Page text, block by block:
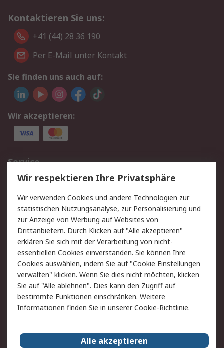
Kontaktieren Sie uns:
+41 (44) 28 36 190
Per E-Mail unter Kontakt
Sie finden uns auch auf:
Wir akzeptieren:
Service
Value Added Services
Lieferlösungen
Rücksendungen
Kontakt
Hilfe
Rechtliches
AGB
Datenschutz
Cookie-Richtlinie
Zahlungsbedingungen
Copyright/Impressum
Über RS
Karriere bei RS
Nachhaltigkeit
Wir respektieren Ihre Privatsphäre
Wir verwenden Cookies und andere Technologien zur
statistischen Nutzungsanalyse, zur Personalisierung und
zur Anzeige von Werbung auf Websites von
Drittanbietern. Durch Klicken auf "Alle akzeptieren"
erklären Sie sich mit der Verarbeitung von nicht-
essentiellen Cookies einverstanden. Sie können Ihre
Cookies auswählen, indem Sie auf "Cookie Einstellungen
verwalten" klicken. Wenn Sie dies nicht möchten, klicken
Sie auf "Alle ablehnen". Dies kann den Zugriff auf
bestimmte Funktionen einschränken. Weitere
Informationen finden Sie in unsererCookie-Richtlinie.
Alle akzeptieren